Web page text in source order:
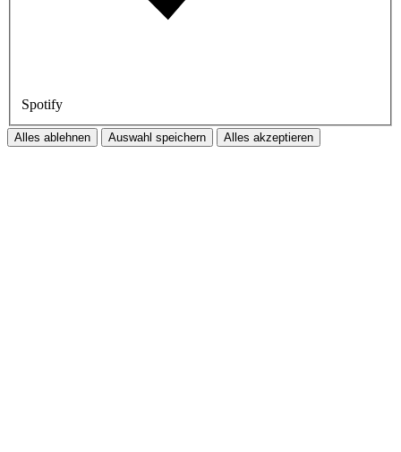
Spotify
Alles ablehnen Auswahl speichern Alles akzeptieren